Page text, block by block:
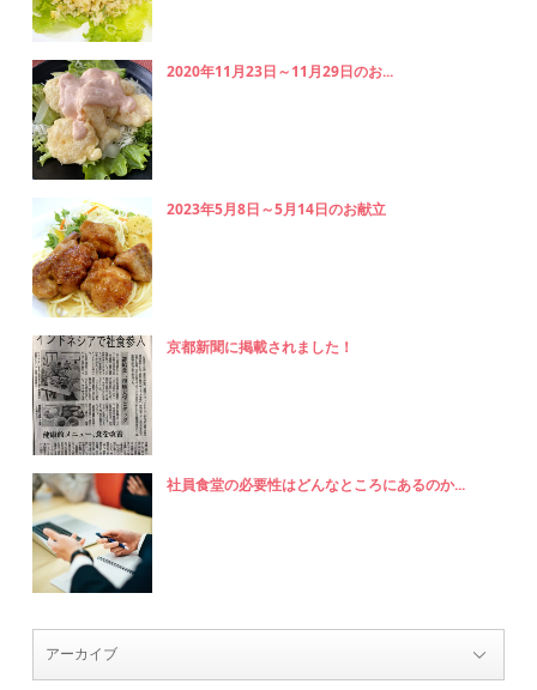
2020年11月23日～11月29日のお...
2023年5月8日～5月14日のお献立
京都新聞に掲載されました！
社員食堂の必要性はどんなところにあるのか...